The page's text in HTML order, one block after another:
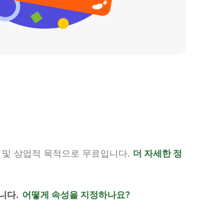
상업적 목적으로 무료입니다. 더 자세한 정
다. 어떻게 속성을 지정하나요?